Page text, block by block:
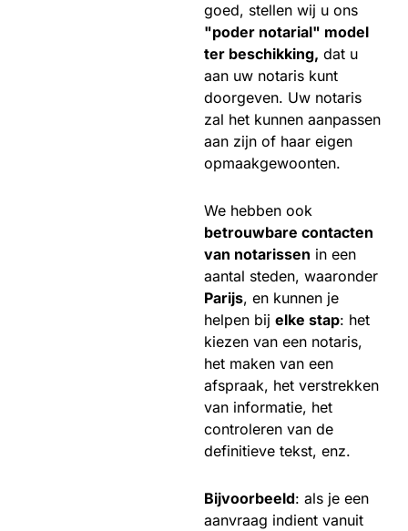
goed, stellen wij u ons
"poder notarial" model
ter beschikking, dat u
aan uw notaris kunt
doorgeven. Uw notaris
zal het kunnen aanpassen
aan zijn of haar eigen
opmaakgewoonten.
We hebben ook
betrouwbare contacten
van notarissen in een
aantal steden, waaronder
Parijs, en kunnen je
helpen bij elke stap: het
kiezen van een notaris,
het maken van een
afspraak, het verstrekken
van informatie, het
controleren van de
definitieve tekst, enz.
Bijvoorbeeld: als je een
aanvraag indient vanuit